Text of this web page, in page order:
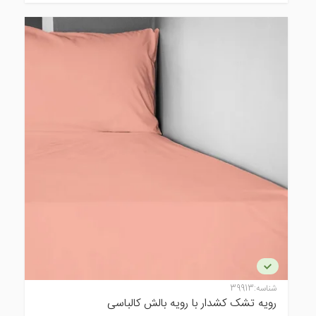
شناسه:39913
رویه تشک کشدار با رویه بالش کالباسی